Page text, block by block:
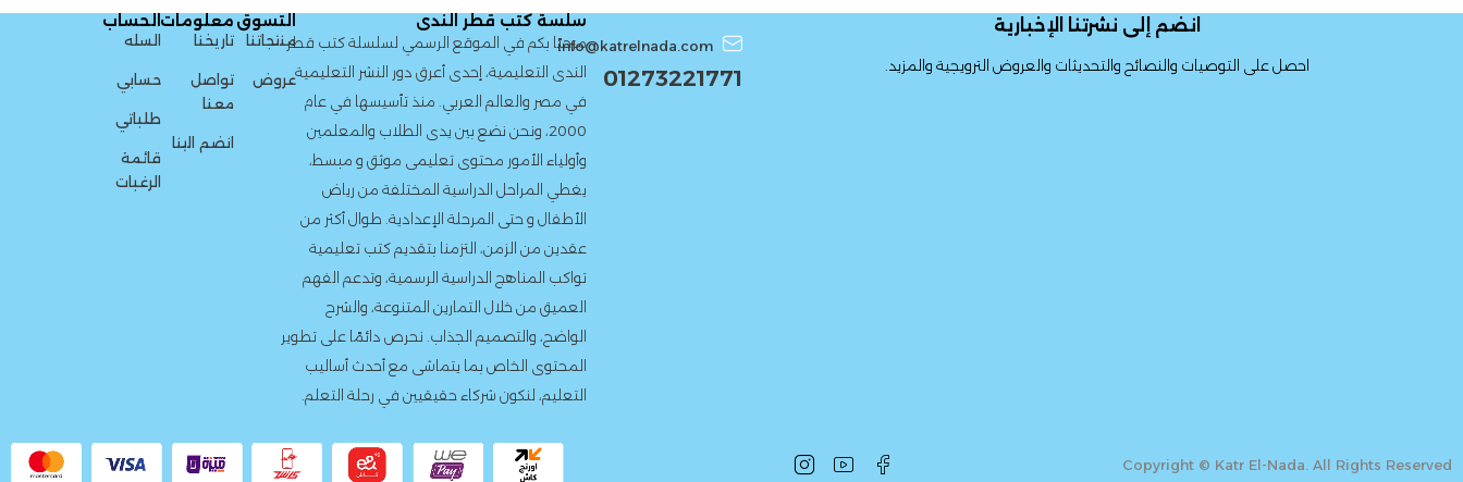
انضم إلى نشرتنا الإخبارية
احصل على التوصيات والنصائح والتحديثات والعروض الترويجية والمزيد.
info@katrelnada.com
01273221771
سلسة كتب قطر الندى
مرحبًا بكم في الموقع الرسمي لسلسلة كتب قطر
الندى التعليمية، إحدى أعرق دور النشر التعليمية
في مصر والعالم العربي. منذ تأسيسها في عام
2000، ونحن نضع بين يدى الطلاب والمعلمين
وأولياء الأمور محتوى تعليمى موثق و مبسط،
يغطي المراحل الدراسية المختلفة من رياض
الأطفال و حتى المرحلة الإعدادية. طوال أكثر من
عقدين من الزمن، التزمنا بتقديم كتب تعليمية
تواكب المناهج الدراسية الرسمية، وتدعم الفهم
العميق من خلال التمارين المتنوعة، والشرح
الواضح، والتصميم الجذاب. نحرص دائمًا على تطوير
المحتوى الخاص بما يتماشى مع أحدث أساليب
التعليم، لنكون شركاء حقيقيين في رحلة التعلم.
التسوق
منتجاتنا
عروض
معلومات
تاريخنا
تواصل
معنا
انضم الينا
الحساب
السله
حسابي
طلباتي
قائمة
الرغبات
Copyright © Katr El-Nada. All Rights Reserved